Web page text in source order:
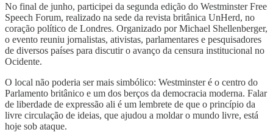
No final de junho, participei da segunda edição do Westminster Free
Speech Forum, realizado na sede da revista britânica UnHerd, no
coração político de Londres. Organizado por Michael Shellenberger,
o evento reuniu jornalistas, ativistas, parlamentares e pesquisadores
de diversos países para discutir o avanço da censura institucional no
Ocidente.
O local não poderia ser mais simbólico: Westminster é o centro do
Parlamento britânico e um dos berços da democracia moderna. Falar
de liberdade de expressão ali é um lembrete de que o princípio da
livre circulação de ideias, que ajudou a moldar o mundo livre, está
hoje sob ataque.